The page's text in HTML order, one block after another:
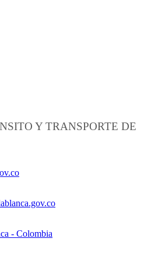
Y TRANSPORTE DE
- Colombia